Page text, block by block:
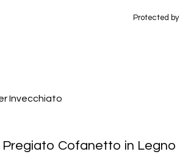
Protected by
Cofanetto in Legno